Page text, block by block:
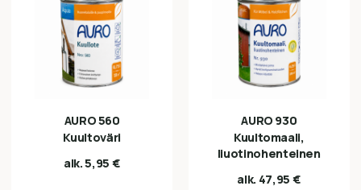
AURO 560
Kuultoväri
alk.5,95 €
AURO 930
Kuultomaali,
liuotinohenteinen
alk. 47,95 €